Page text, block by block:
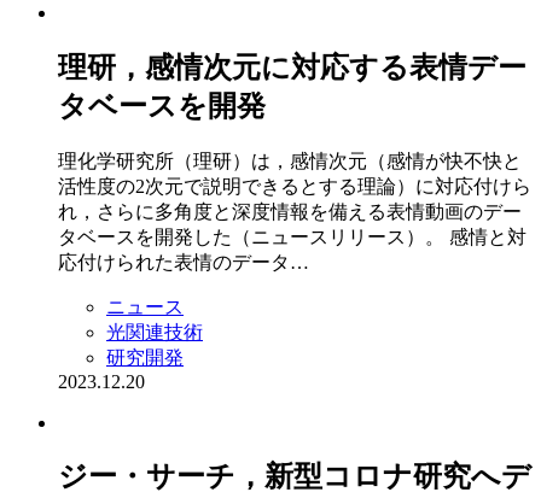
理研，感情次元に対応する表情デー
タベースを開発
理化学研究所（理研）は，感情次元（感情が快不快と
活性度の2次元で説明できるとする理論）に対応付けら
れ，さらに多角度と深度情報を備える表情動画のデー
タベースを開発した（ニュースリリース）。 感情と対
応付けられた表情のデータ…
ニュース
光関連技術
研究開発
2023.12.20
ジー・サーチ，新型コロナ研究へデ